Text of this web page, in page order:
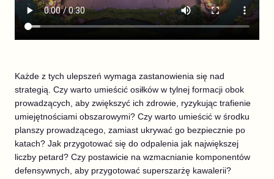
Każde z tych ulepszeń wymaga zastanowienia się nad
strategią. Czy warto umieścić osiłków w tylnej formacji obok
prowadzących, aby zwiększyć ich zdrowie, ryzykując trafienie
umiejętnościami obszarowymi? Czy warto umieścić w środku
planszy prowadzącego, zamiast ukrywać go bezpiecznie po
katach? Jak przygotować się do odpalenia jak największej
liczby petard? Czy postawicie na wzmacnianie komponentów
defensywnych, aby przygotować superszarżę kawalerii?